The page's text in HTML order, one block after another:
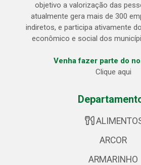
objetivo a valorização das
atualmente gera mais de 300
indiretos, e participa ativamente
econômico e social dos
Venha fazer parte do
Clique aqui
ARCOR
ARMARINHO